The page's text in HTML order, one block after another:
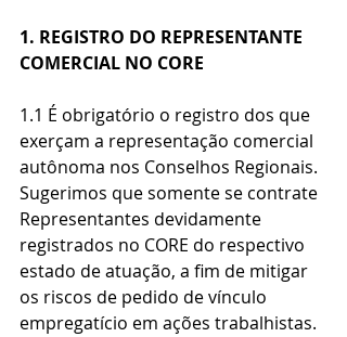
1. REGISTRO DO REPRESENTANTE
COMERCIAL NO CORE
1.1 É obrigatório o registro dos que
exerçam a representação comercial
autônoma nos Conselhos Regionais.
Sugerimos que somente se contrate
Representantes devidamente
registrados no CORE do respectivo
estado de atuação, a fim de mitigar
os riscos de pedido de vínculo
empregatício em ações trabalhistas.